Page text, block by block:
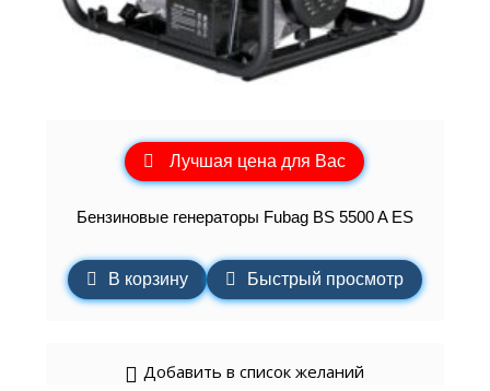
Лучшая цена для Вас
Бензиновые генераторы Fubag BS 5500 A ES
В корзину Быстрый просмотр
Добавить в список желаний